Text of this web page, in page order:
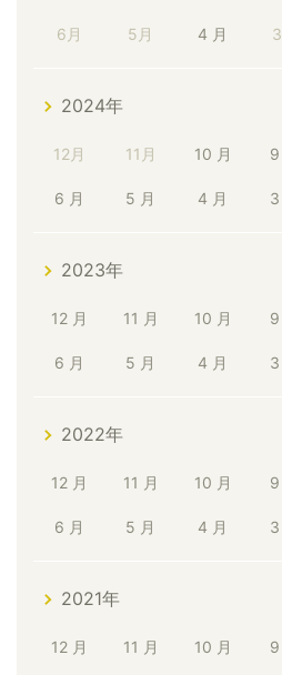
6月 5月 4 月
2024年
12月 11月 10 月 9
6 月 5 月 4 月 3
2023年
12 月 11 月 10 月 9
6 月 5 月 4 月 3
2022年
12 月 11 月 10 月 9
6 月 5 月 4 月 3
2021年
12 月 11 月 10 月 9